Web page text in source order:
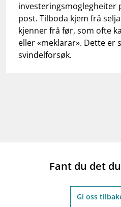
investeringsmoglegheiter
post. Tilboda kjem frå
kjenner frå før, som ofte
eller «meklarar». Dette
svindelforsøk.
Fant du det
Gi oss